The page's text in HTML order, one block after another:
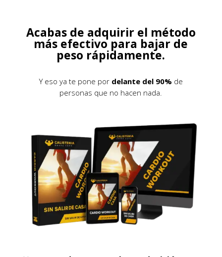
Acabas de adquirir el método
más efectivo para bajar de
peso rápidamente.
Y eso ya te pone por delante del 90% de
personas que no hacen nada.